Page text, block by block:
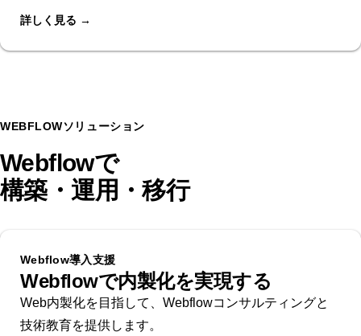
詳しく見る →
WEBFLOWソリューション
Webflowで
構築・運用・移行
Webflow導入支援
Webflowで内製化を実現する
Web内製化を目指して、Webflowコンサルティングと
技術教育を提供します。